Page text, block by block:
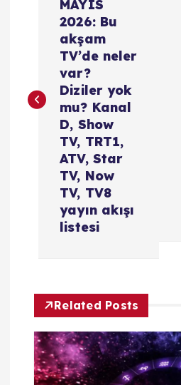
g
s
MAYIS
2026: Bu
akşam
TV’de neler
var?
Diziler yok
mu? Kanal
D, Show
TV, TRT1,
ATV, Star
TV, Now
TV, TV8
yayın akışı
listesi
Related Posts